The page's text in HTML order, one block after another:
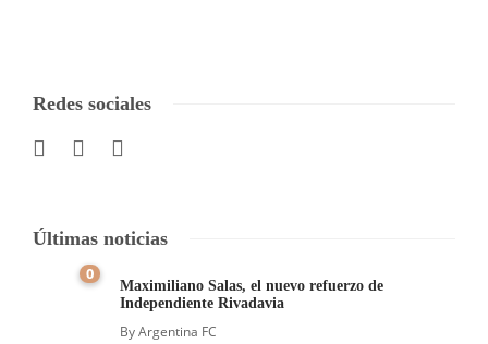
Redes sociales
Últimas noticias
0
Maximiliano Salas, el nuevo refuerzo de
Independiente Rivadavia
ByArgentina FC